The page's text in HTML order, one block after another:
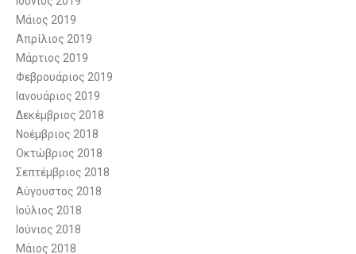
Μάιος 2019
Απρίλιος 2019
Μάρτιος 2019
Φεβρουάριος 2019
Ιανουάριος 2019
Δεκέμβριος 2018
Νοέμβριος 2018
Οκτώβριος 2018
Σεπτέμβριος 2018
Αύγουστος 2018
Ιούλιος 2018
Ιούνιος 2018
Μάιος 2018